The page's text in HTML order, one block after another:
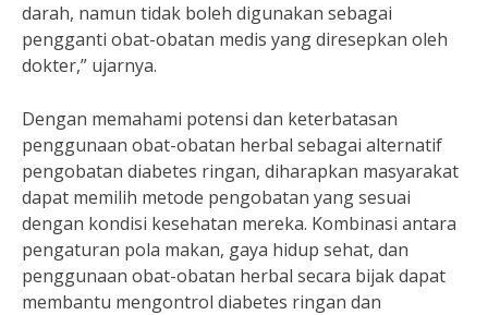
darah, namun tidak boleh digunakan sebagai
pengganti obat-obatan medis yang diresepkan oleh
dokter,” ujarnya.
Dengan memahami potensi dan keterbatasan
penggunaan obat-obatan herbal sebagai alternatif
pengobatan diabetes ringan, diharapkan masyarakat
dapat memilih metode pengobatan yang sesuai
dengan kondisi kesehatan mereka. Kombinasi antara
pengaturan pola makan, gaya hidup sehat, dan
penggunaan obat-obatan herbal secara bijak dapat
membantu mengontrol diabetes ringan dan